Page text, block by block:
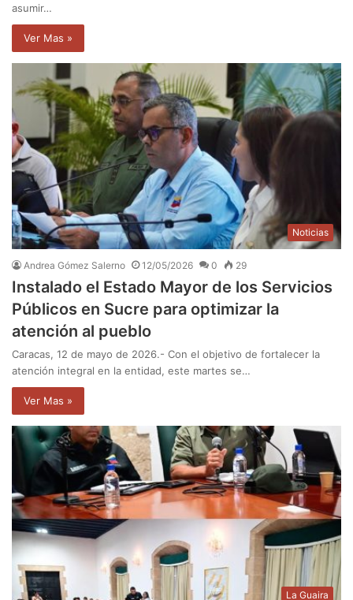
asumir…
Ver Mas »
Noticias
Andrea Gómez Salerno 12/05/2026 0 29
Instalado el Estado Mayor de los Servicios
Públicos en Sucre para optimizar la
atención al pueblo
Caracas, 12 de mayo de 2026.- ​Con el objetivo de fortalecer la
atención integral en la entidad, este martes se…
Ver Mas »
La Guaira